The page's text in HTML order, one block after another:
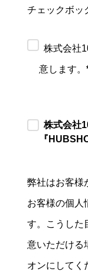
チェックボッ
株式会社
意します。
株式会社
『
弊社はお客様
お客様の個人
す。こうした
意いただける
オンにしてく